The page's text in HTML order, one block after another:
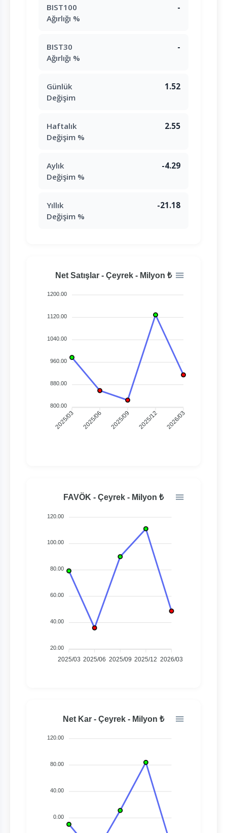
BIST100
Ağırlığı %
-
BIST30
Ağırlığı %
-
Günlük
Değişim
1.52
Haftalık
Değişim %
2.55
Aylık
Değişim %
-4.29
Yıllık
Değişim %
-21.18
2025/03 2025/06 2025/09 2025/12 2026/03
Net Satışlar - Çeyrek - Milyon ₺
1200.00
1120.00
1040.00
960.00
880.00
800.00
2025/03 2025/06 2025/09 2025/12 2026/03
FAVÖK - Çeyrek - Milyon ₺
120.00
100.00
80.00
60.00
40.00
20.00
Net Kar - Çeyrek - Milyon ₺
120.00
80.00
40.00
0.00